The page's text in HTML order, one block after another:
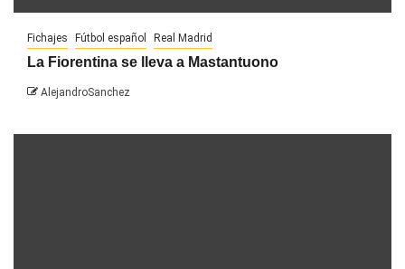
Fichajes Fútbol español Real Madrid
La Fiorentina se lleva a Mastantuono
AlejandroSanchez